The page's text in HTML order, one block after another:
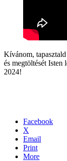
Kívánom,
és megtöltését Isten
2024!
Facebook
X
Email
Print
More